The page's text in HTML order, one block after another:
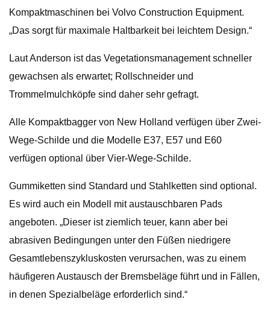
Kompaktmaschinen bei Volvo Construction Equipment.
„Das sorgt für maximale Haltbarkeit bei leichtem Design.“
Laut Anderson ist das Vegetationsmanagement schneller
gewachsen als erwartet; Rollschneider und
Trommelmulchköpfe sind daher sehr gefragt.
Alle Kompaktbagger von New Holland verfügen über Zwei-
Wege-Schilde und die Modelle E37, E57 und E60
verfügen optional über Vier-Wege-Schilde.
Gummiketten sind Standard und Stahlketten sind optional.
Es wird auch ein Modell mit austauschbaren Pads
angeboten. „Dieser ist ziemlich teuer, kann aber bei
abrasiven Bedingungen unter den Füßen niedrigere
Gesamtlebenszykluskosten verursachen, was zu einem
häufigeren Austausch der Bremsbeläge führt und in Fällen,
in denen Spezialbeläge erforderlich sind.“